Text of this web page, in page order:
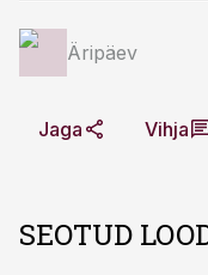
Äripäev
Jaga Vihja
SEOTUD